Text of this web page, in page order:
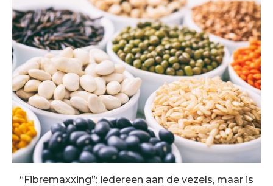
“Fibremaxxing”: iedereen aan de vezels, maar is